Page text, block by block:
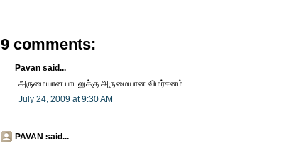
9 comments:
Pavan said...
அருமையான பாடலுக்கு அருமையான விமர்சனம்.
July 24, 2009 at 9:30 AM
PAVAN said...